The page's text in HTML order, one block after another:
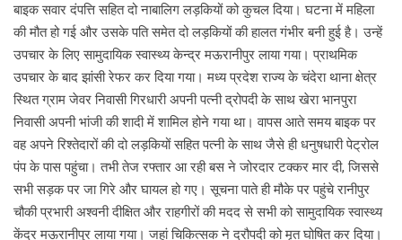
बाइक सवार दंपत्ति सहित दो नाबालिग लड़कियों को कुचल दिया। घटना में महिला
की मौत हो गई और उसके पति समेत दो लड़कियों की हालत गंभीर बनी हुई है। उन्हें
उपचार के लिए सामुदायिक स्वास्थ्य केन्द्र मऊरानीपुर लाया गया। प्राथमिक
उपचार के बाद झांसी रेफर कर दिया गया। मध्य प्रदेश राज्य के चंदेरा थाना क्षेत्र
स्थित ग्राम जेवर निवासी गिरधारी अपनी पत्नी द्रोपदी के साथ खेरा भानपुरा
निवासी अपनी भांजी की शादी में शामिल होने गया था। वापस आते समय बाइक पर
वह अपने रिश्तेदारों की दो लड़कियों सहित पत्नी के साथ जैसे ही धनुषधारी पेट्रोल
पंप के पास पहुंचा। तभी तेज रफ्तार आ रही बस ने जोरदार टक्कर मार दी, जिससे
सभी सड़क पर जा गिरे और घायल हो गए। सूचना पाते ही मौके पर पहुंचे रानीपुर
चौकी प्रभारी अश्वनी दीक्षित और राहगीरों की मदद से सभी को सामुदायिक स्वास्थ्य
केंद्र मऊरानीपुर लाया गया। जहां चिकित्सक ने द्रौपदी को मृत घोषित कर दिया।